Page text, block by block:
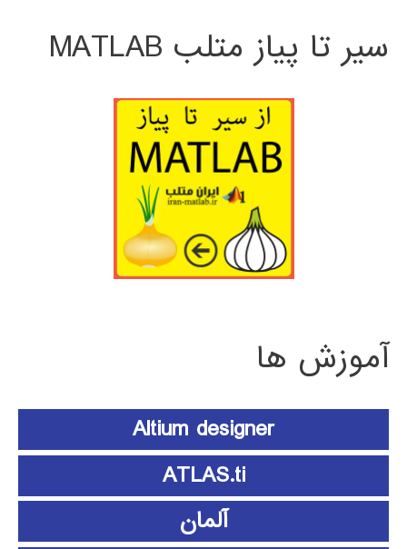
سیر تا پیاز متلب MATLAB
آموزش ها
Altium designer
ATLAS.ti
آلمان